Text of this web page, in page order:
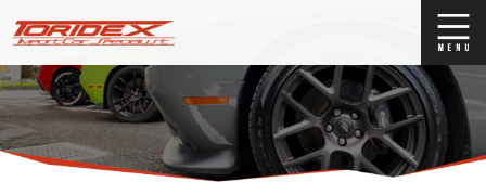
ブログ
Stock list
ストックリスト